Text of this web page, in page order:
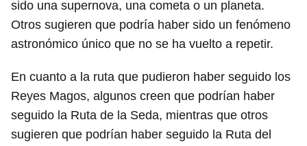
sido una supernova, una cometa o un planeta.
Otros sugieren que podría haber sido un fenómeno
astronómico único que no se ha vuelto a repetir.
En cuanto a la ruta que pudieron haber seguido los
Reyes Magos, algunos creen que podrían haber
seguido la Ruta de la Seda, mientras que otros
sugieren que podrían haber seguido la Ruta del